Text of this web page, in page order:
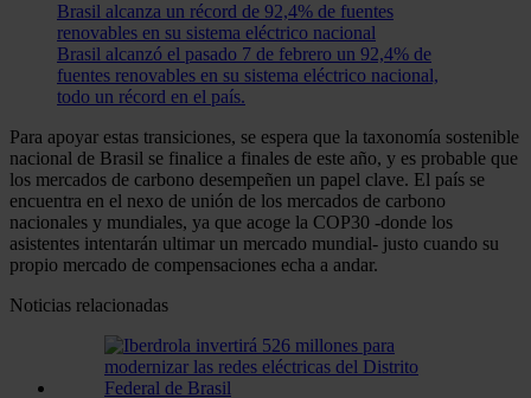
Brasil alcanza un récord de 92,4% de fuentes
renovables en su sistema eléctrico nacional
Brasil alcanzó el pasado 7 de febrero un 92,4% de
fuentes renovables en su sistema eléctrico nacional,
todo un récord en el país.
Para apoyar estas transiciones, se espera que la taxonomía sostenible
nacional de Brasil se finalice a finales de este año, y es probable que
los mercados de carbono desempeñen un papel clave. El país se
encuentra en el nexo de unión de los mercados de carbono
nacionales y mundiales, ya que acoge la COP30 -donde los
asistentes intentarán ultimar un mercado mundial- justo cuando su
propio mercado de compensaciones echa a andar.
Noticias relacionadas